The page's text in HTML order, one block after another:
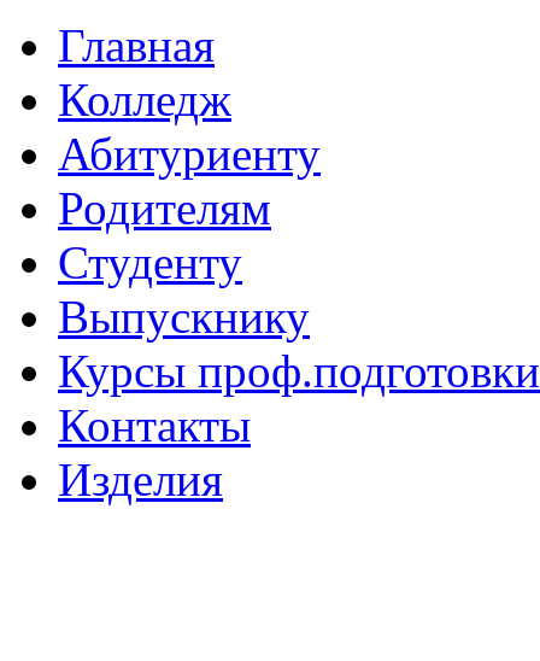
Главная
Колледж
Абитуриенту
Родителям
Студенту
Выпускнику
Курсы проф.подготовки
Контакты
Изделия